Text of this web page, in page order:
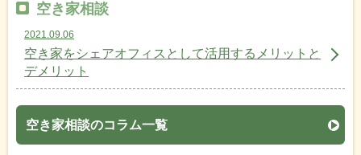
空き家相談
2021.09.06
空き家をシェアオフィスとして活用するメリットと
デメリット
空き家相談のコラム一覧